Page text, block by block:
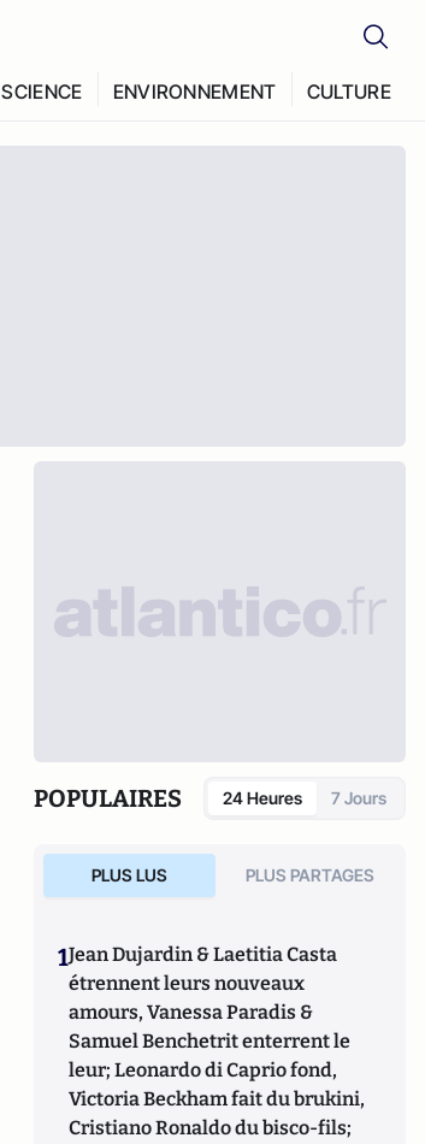
SCIENCE ENVIRONNEMENT CULTURE
POPULAIRES 24 Heures 7 Jours
PLUS LUS PLUS PARTAGES
1Jean Dujardin & Laetitia Casta
étrennent leurs nouveaux
amours, Vanessa Paradis &
Samuel Benchetrit enterrent le
leur; Leonardo di Caprio fond,
Victoria Beckham fait du brukini,
Cristiano Ronaldo du bisco-fils;